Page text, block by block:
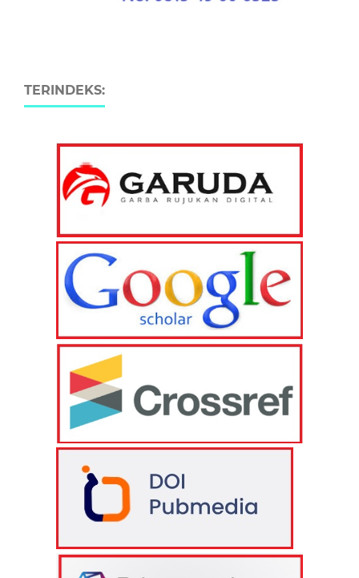
TERINDEKS: